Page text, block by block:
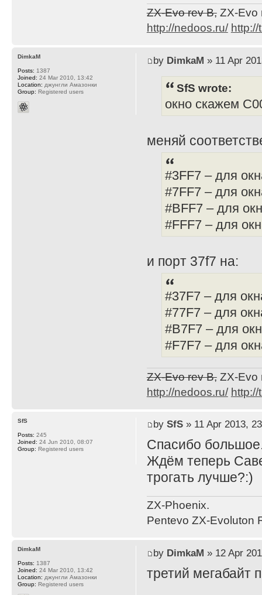
ZX-Evo rev B,ZX-Evo
http://nedoos.ru/
by DimkaM » 11 Apr
SfS wrote:
окно скажем
меняй
#3FF7 – для
#7FF7 – для
#BFF7 – для
#FFF7 – для
и порт 37f7 на:
#37F7 – для
#77F7 – для
#B7F7 – для
#F7F7 – для
ZX-Evo rev B,ZX-Evo
http://nedoos.ru/
DimkaM
Posts: 1387
Joined: 24 Mar 2010, 13:42
Location: джунгли Амазонки
Group: Registered users
by SfS» 11 Apr 2013,
Спасибо
Ждём теперь
трогать лучше?:)
ZX-Phoenix.
Pentevo ZX-Evoluton
SfS
Posts: 245
Joined: 24 Jun 2010, 08:07
Group: Registered users
by DimkaM » 12 Apr
третий мегабайт
DimkaM
Posts: 1387
Joined: 24 Mar 2010, 13:42
Location: джунгли Амазонки
Group: Registered users